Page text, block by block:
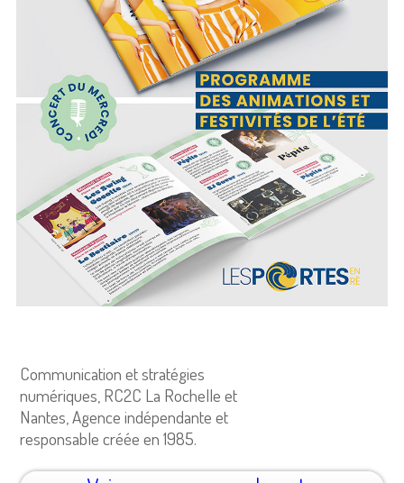
Communication et stratégies
numériques, RC2C La Rochelle et
Nantes, Agence indépendante et
responsable créée en 1985.